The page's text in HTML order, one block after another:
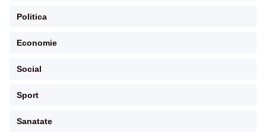
Politica
Economie
Social
Sport
Sanatate